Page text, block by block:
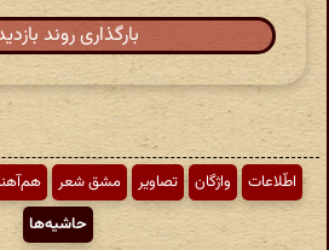
بارگذاری روند
اطّلاعات واژگان تصاویر مشق شعر
حاشیه‌ها